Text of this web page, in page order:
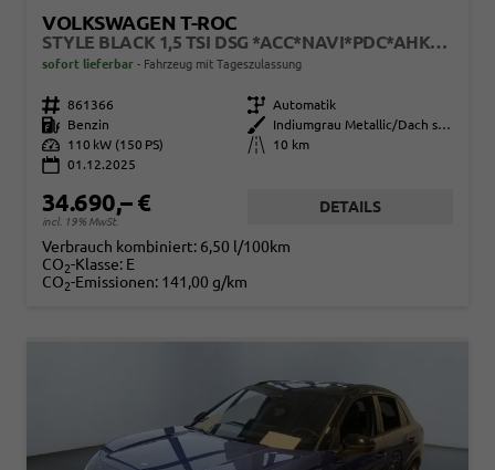
VOLKSWAGEN T-ROC
STYLE BLACK 1,5 TSI DSG *ACC*NAVI*PDC*AHK*LED*KAMERA*TEMPOMAT*19-ZOLL
sofort lieferbar Fahrzeug mit Tageszulassung
Fahrzeugnr. 861366 Getriebe Automatik
Kraftstoff
Benzin Außenfarbe
Indiumgrau Metallic/Dach schwarz
Leistung
110 kW (150 PS) Kilometerstand
10 km
01.12.2025
34.690,– €
incl. 19% MwSt.
DETAILS
Verbrauch kombiniert: 6,50 l/100km
CO2-Klasse: E
CO2-Emissionen: 141,00 g/km